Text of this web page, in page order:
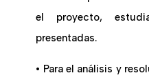
el proyecto,
presentadas.
• Para el análisis y